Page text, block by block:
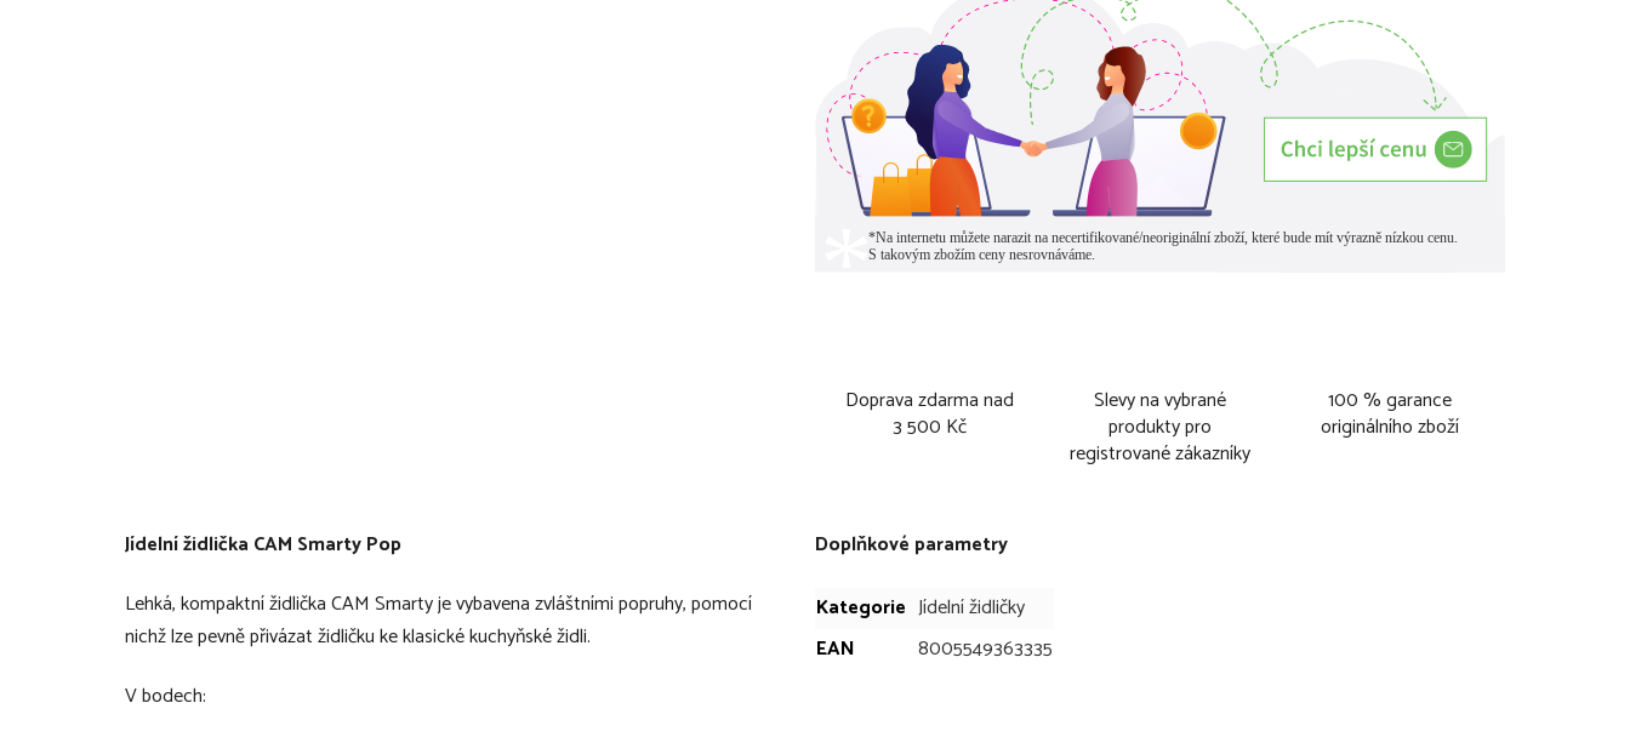
Doprava zdarma nad
3 500 Kč
Slevy na vybrané
produkty pro
registrované zákazníky
100 % garance
originálního zboží
Jídelní židlička CAM Smarty Pop
Lehká, kompaktní židlička CAM Smarty je vybavena zvláštními popruhy, pomocí
nichž lze pevně přivázat židličku ke klasické kuchyňské židli.
V bodech:
Doplňkové parametry
Kategorie Jídelní židličky
EAN
8005549363335